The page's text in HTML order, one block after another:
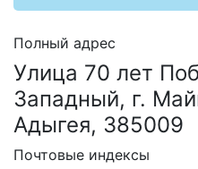
Полный адрес
Улица 70 лет
Западный, г.
Адыгея, 385009
Почтовые индексы